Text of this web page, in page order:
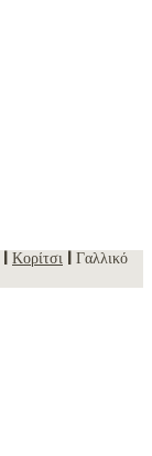
Κορίτσι | Γαλλικό